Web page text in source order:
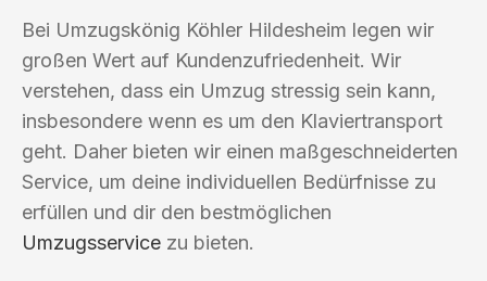
Bei Umzugskönig Köhler Hildesheim legen wir
großen Wert auf Kundenzufriedenheit. Wir
verstehen, dass ein Umzug stressig sein kann,
insbesondere wenn es um den Klaviertransport
geht. Daher bieten wir einen maßgeschneiderten
Service, um deine individuellen Bedürfnisse zu
erfüllen und dir den bestmöglichen
Umzugsservice zu bieten.